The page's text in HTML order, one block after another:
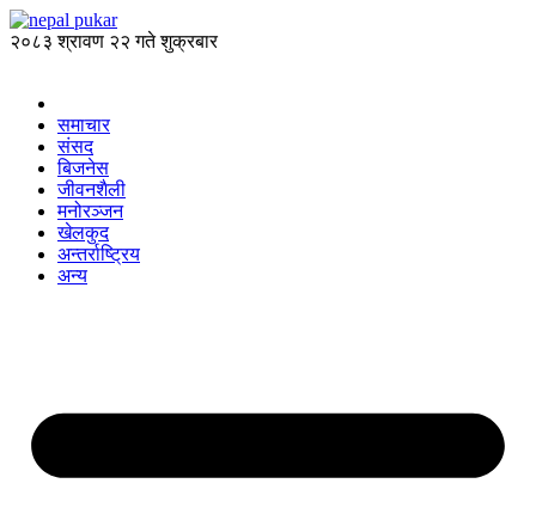
२०८३ श्रावण २२ गते शुक्रबार
समाचार
संसद
बिजनेस
जीवनशैली
मनोरञ्जन
खेलकुद
अन्तर्राष्ट्रिय
अन्य